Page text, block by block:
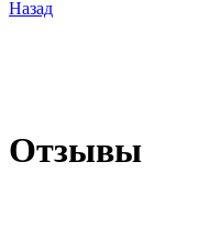
Назад
Отзывы